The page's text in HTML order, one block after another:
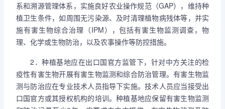
系和溯源管理体系，实施良好农业操作规范（GAP），维持种
植卫生条件，如周围无污染源、及时清理植物病残体等，并实
施有害生物综合治理（IPM），包括有害生物监测调查，物
理、化学或生物防治，以及农事操作等防控措施。
2．种植基地应在出口国官方监管下，针对中方关注的检
疫性有害生物开展有害生物监测和综合防治管理。有害生物监
测与防治应在专业技术人员指导下实施。技术人员应当接受出
口国官方或其授权机构的培训。种植基地应保留有害生物监测